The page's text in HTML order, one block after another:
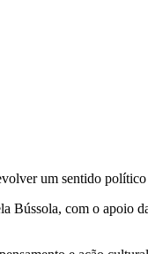
um sentido
com o apoio